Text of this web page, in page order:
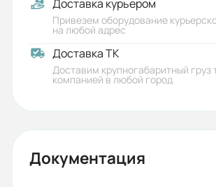
Доставка курьером
Привезем оборудование
на любой адрес
Доставка ТК
Доставим крупногабаритный груз
компанией в любой город
Документация